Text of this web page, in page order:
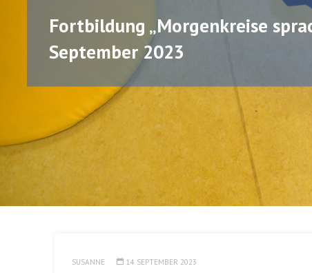
Fortbildung „Morgenkreise
September 2023
SUSANNE 14. SEPTEMBER 2023